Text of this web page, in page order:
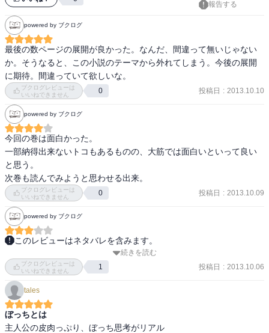
物凄く戸惑います。
報告する
powered by ブクログ
最後の数ページの展開が良かった。なんだ、間違って無いじゃない
か。そうなると、この小説のテーマから外れてしまう。今後の展開
に期待。間違っていて欲しいな。
ブクログレビューは
いいねできません
0 投稿日 : 2013.10.10
powered by ブクログ
今回の巻は面白かった。
一部納得出来ないトコもあるものの、大筋では面白いといって良い
と思う。
次巻も読んでみようと思わせる出来。
ブクログレビューは
いいねできません
0 投稿日 : 2013.10.09
powered by ブクログ
このレビューはネタバレを含みます。
グループと兄妹と姉弟の話。川崎沙希に関する依頼がメイン。章と
章の間に挟まれるメールでのやりとりは面白いが、由比ヶ浜の多用
しているショボンの顔文字が煽っているようにみえてしまうのはネ
ットに毒されているせいか
続きを読む
ブクログレビューは
いいねできません
1 投稿日 : 2013.10.06
tales
ぼっちとは
主人公の皮肉っぷり、ぼっち思考がリアル